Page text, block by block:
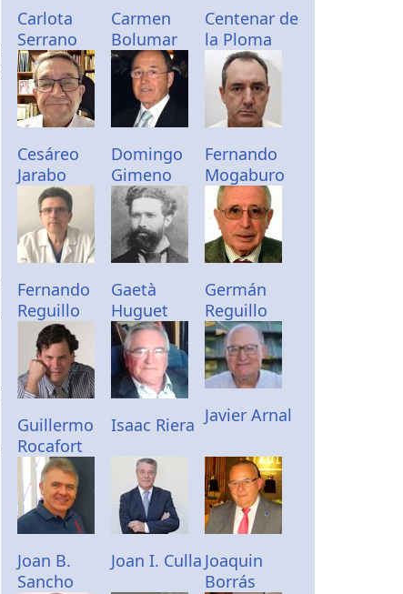
Carlota
Serrano
Carmen
Bolumar
Centenar de
la Ploma
Cesáreo
Jarabo
Domingo
Gimeno
Fernando
Mogaburo
Fernando
Reguillo
Gaetà
Huguet
Germán
Reguillo
Guillermo
Rocafort
Isaac Riera Javier Arnal
Joan B.
Sancho
Joan I. Culla Joaquin
Borrás